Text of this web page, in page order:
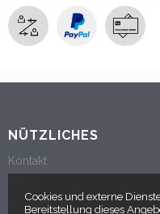
NÜTZLICHES
Kontakt
Datenschutz
Cookies und externe
Bereitstellung dieses